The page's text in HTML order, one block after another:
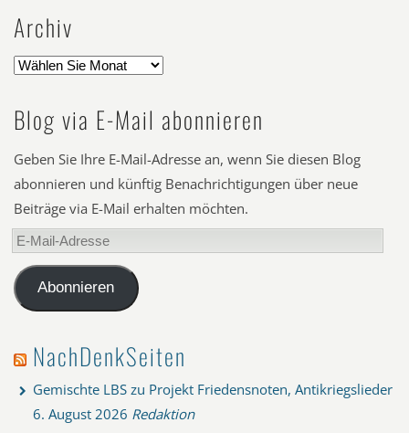
Archiv
Blog via E-Mail abonnieren
Geben Sie Ihre E-Mail-Adresse an, wenn Sie diesen Blog
abonnieren und künftig Benachrichtigungen über neue
Beiträge via E-Mail erhalten möchten.
E-
Mail-
AdresseAbonnieren
NachDenkSeiten
Gemischte LBS zu Projekt Friedensnoten, Antikriegslieder
6. August 2026 Redaktion